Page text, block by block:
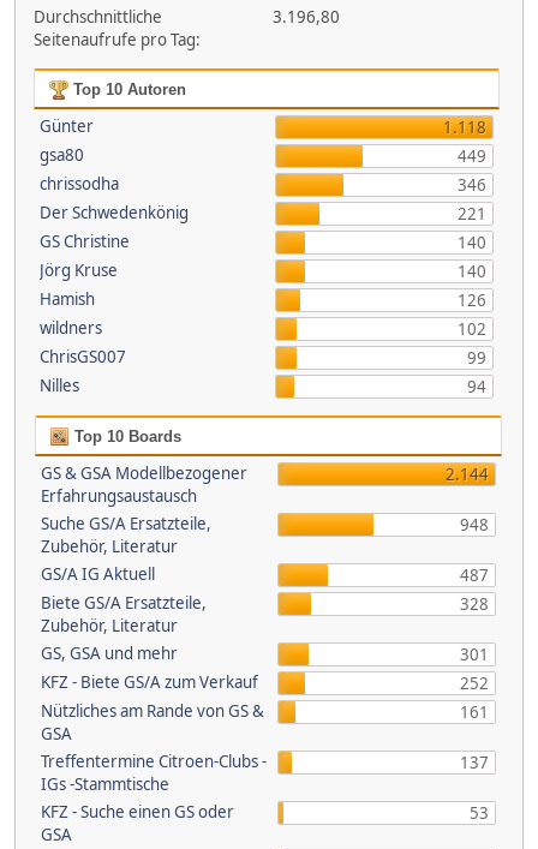
Durchschnittliche
Seitenaufrufe pro Tag:
3.196,80
Top 10 Autoren
Günter
1.118
gsa80
449
chrissodha
346
Der Schwedenkönig
221
GS Christine
140
Jörg Kruse
140
Hamish
126
wildners
102
ChrisGS007
99
Nilles
94
Top 10 Boards
GS & GSA Modellbezogener
Erfahrungsaustausch
2.144
Suche GS/A Ersatzteile,
Zubehör, Literatur
948
GS/A IG Aktuell
487
Biete GS/A Ersatzteile,
Zubehör, Literatur
328
GS, GSA und mehr
301
KFZ - Biete GS/A zum Verkauf
252
Nützliches am Rande von GS &
GSA
161
Treffentermine Citroen-Clubs -
IGs -Stammtische
137
KFZ - Suche einen GS oder
GSA
53